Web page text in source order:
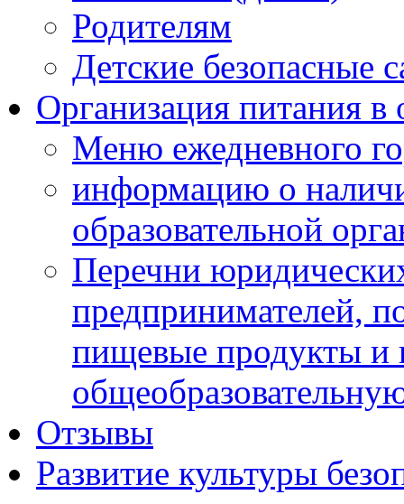
Родителям
Детские безопасные
Организация питания в
Меню ежедневного
информацию о
образовательной
Перечни
предпринимателей,
пищевые продукты и
Отзывы
Развитие культуры